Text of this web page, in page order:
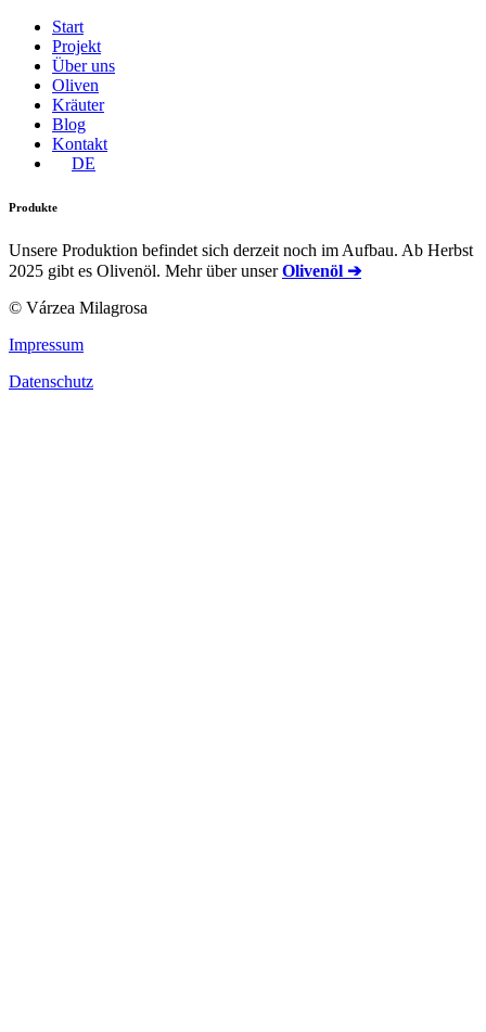
Start
Projekt
Über uns
Oliven
Kräuter
Blog
Kontakt
DE
Produkte
Unsere Produktion befindet sich derzeit noch im Aufbau. Ab Herbst
2025 gibt es Olivenöl. Mehr über unserOlivenöl ➔
© Várzea Milagrosa
Impressum
Datenschutz